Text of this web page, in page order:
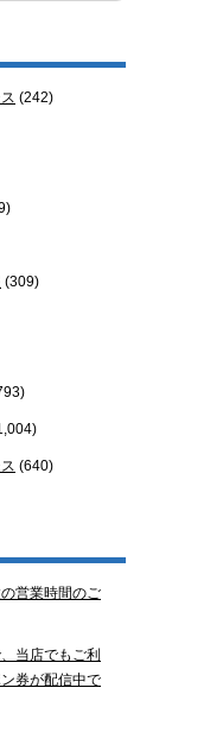
(242)
(309)
(640)
営業時間のご
当店でもご利
券が配信中で